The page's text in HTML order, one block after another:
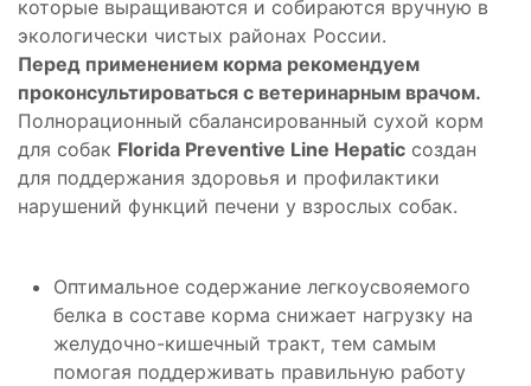
которые выращиваются и собираются вручную в
экологически чистых районах России.
Перед применением корма рекомендуем
проконсультироваться с ветеринарным врачом.
Полнорационный сбалансированный сухой корм
для собак Florida Preventive Line Hepatic создан
для поддержания здоровья и профилактики
нарушений функций печени у взрослых собак.
Оптимальное содержание легкоусвояемого
белка в составе корма снижает нагрузку на
желудочно-кишечный тракт, тем самым
помогая поддерживать правильную работу